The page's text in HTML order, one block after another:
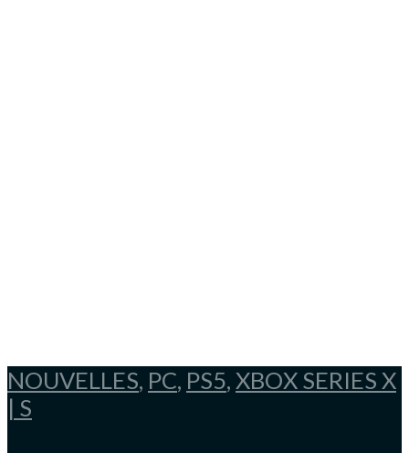
NOUVELLES, PC, PS5, XBOX SERIES X
| S